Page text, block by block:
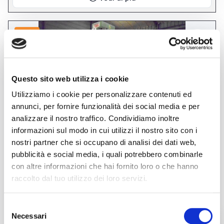
Questo sito web utilizza i cookie
Utilizziamo i cookie per personalizzare contenuti ed
annunci, per fornire funzionalità dei social media e per
analizzare il nostro traffico. Condividiamo inoltre
informazioni sul modo in cui utilizzi il nostro sito con i
nostri partner che si occupano di analisi dei dati web,
pubblicità e social media, i quali potrebbero combinarle
con altre informazioni che hai fornito loro o che hanno
raccolto dal tuo utilizzo dei loro servizi.
delNecessari
usato
annuncio
TOS WHN 13 CNC
prezzo su richiesta
Localizzazione: 🇮🇹 Italia, Arluno
3.500 mm. Corsa longitudinale montante (W) 1.250 mm. Corsa
verticale testa (Y) 2.000 mm. Tavola 1.800 x 1.600 mm. Portata
tavola 12 tonn. Corsa mandrino (Z) 800 mm. Ø mandrino 130 mm.